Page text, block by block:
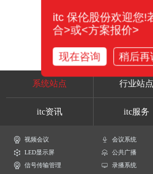
系统站点 行业站点
itc资讯 itc服务
视频会议 会议系统
LED显示屏
公共广播
信号传输管理
录播系统
itc 保伦股份欢迎您!
合>或<方案报价>
现在咨询 稍后再